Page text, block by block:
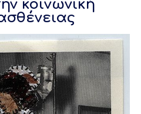
κοινωνική